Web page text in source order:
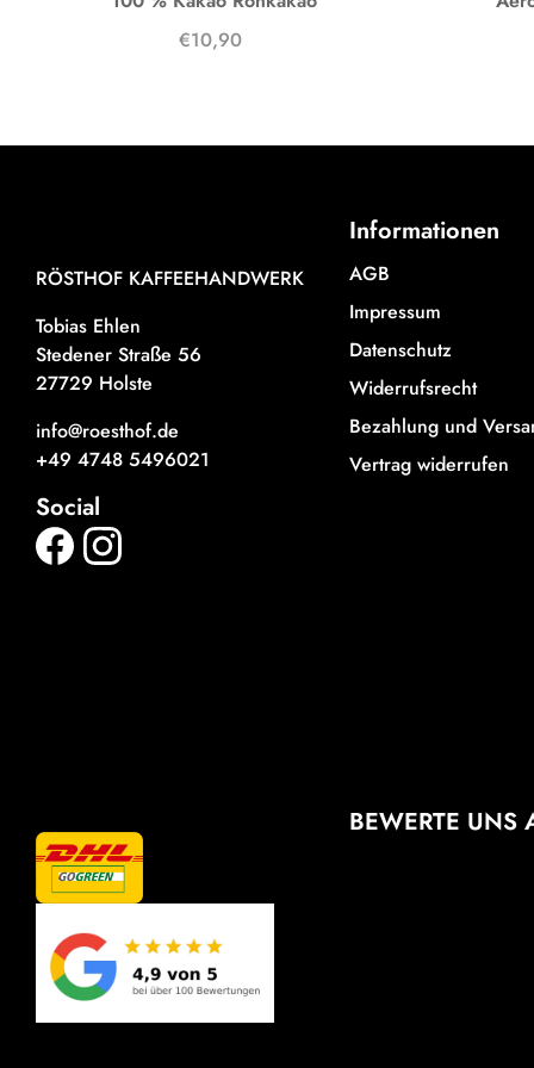
€10,90
RÖSTHOF KAFFEEHANDWERK
Tobias Ehlen
Stedener Straße 56
27729 Holste
info@roesthof.de
+49 4748 5496021
Social
Informationen
AGB
Impressum
Datenschutz
Widerrufsrecht
Bezahlung und
Vertrag widerrufen
BEWERTE UNS